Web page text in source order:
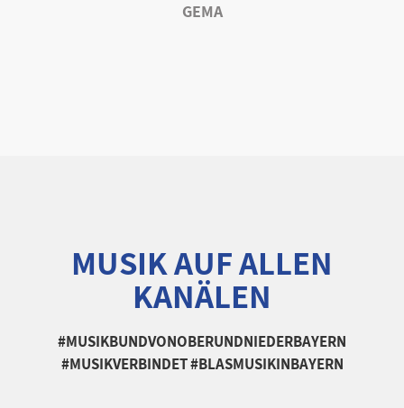
GEMA
MUSIK AUF ALLEN
KANÄLEN
#MUSIKBUNDVONOBERUNDNIEDERBAYERN
#MUSIKVERBINDET #BLASMUSIKINBAYERN